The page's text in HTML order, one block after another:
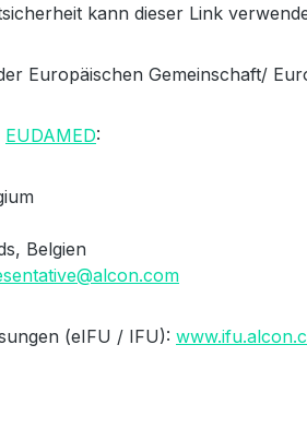
kann dieser Link
Europäischen Gemeinschaft/
EUDAMED:
Belgien
(eIFU / IFU):